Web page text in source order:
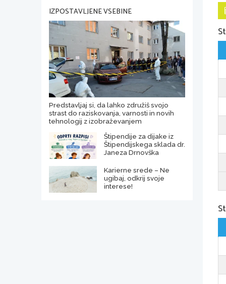
IZPOSTAVLJENE VSEBINE
Predstavljaj si, da lahko združiš svojo
strast do raziskovanja, varnosti in novih
tehnologij z izobraževanjem
Štipendije za dijake iz
Štipendijskega sklada dr.
Janeza Drnovška
Karierne srede – Ne
ugibaj, odkrij svoje
interese!